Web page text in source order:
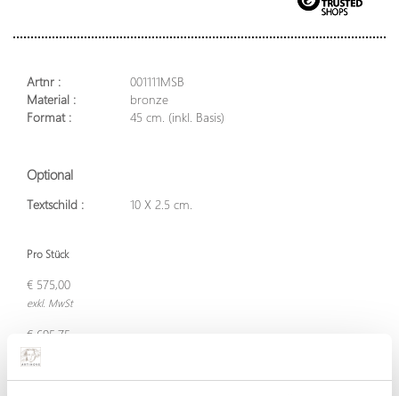
Artnr :
001111MSB
Material :
bronze
Format :
45 cm. (inkl. Basis)
Optional
Textschild : 10 X 2.5 cm.
Pro Stück
€ 575,00
exkl. MwSt
€ 695,75
inkl. MwSt